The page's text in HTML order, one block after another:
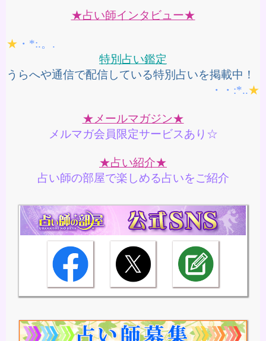
★占い師インタビュー★
★ ・*:.。.
特別占い鑑定
うらへや通信で配信している特別占いを掲載中！
・・:*..★
★メールマガジン★
メルマガ会員限定サービスあり☆
★占い紹介★
占い師の部屋で楽しめる占いをご紹介